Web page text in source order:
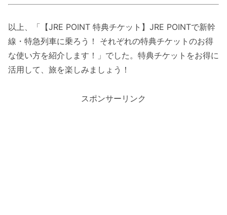
以上、「【JRE POINT 特典チケット】JRE POINTで新幹
線・特急列車に乗ろう！ それぞれの特典チケットのお得
な使い方を紹介します！」でした。特典チケットをお得に
活用して、旅を楽しみましょう！
スポンサーリンク